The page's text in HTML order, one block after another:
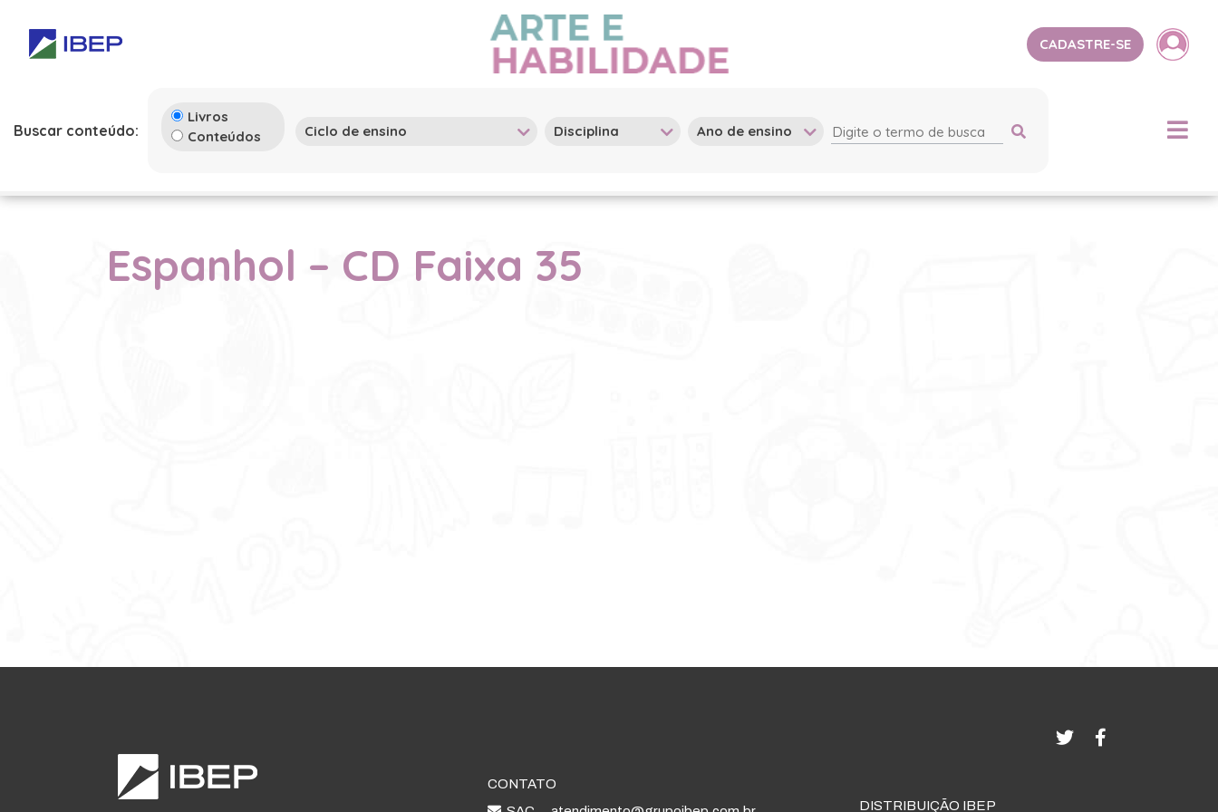
CADASTRE-SE
Buscar conteúdo:
Livros
Conteúdos
Espanhol – CD Faixa 35
CONTATO
DISTRIBUIÇÃO IBEP